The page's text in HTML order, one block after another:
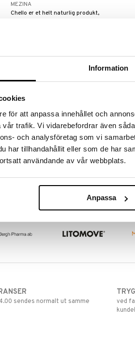
Information
för att anpassa innehållet och
trafik. Vi vidarebefordrar även
och analysföretag som vi
har tillhandahållit eller som de har
användande av vår webbplats.
Anpassa
MEZINA
Chello er et helt naturlig produkt,
sendes normalt ut samme
ved